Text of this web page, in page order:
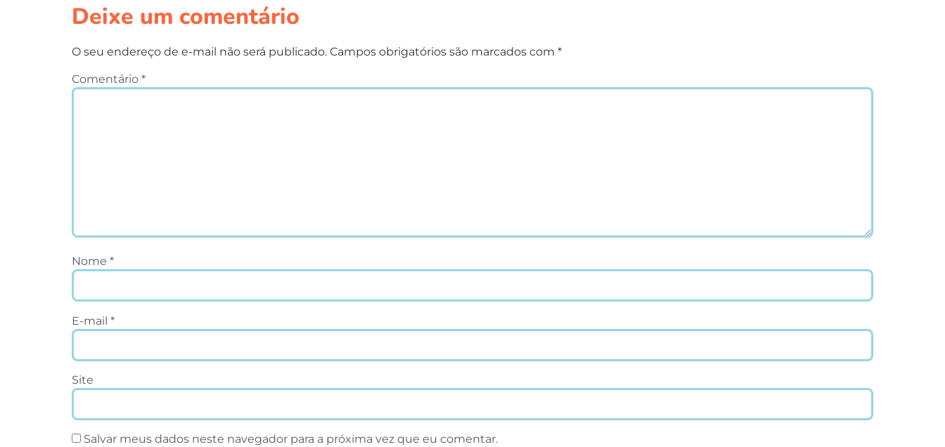
Deixe um comentário
O seu endereço de e-mail não será publicado. Campos obrigatórios são marcados com *
Comentário *
Nome *
E-mail *
Site
Salvar meus dados neste navegador para a próxima vez que eu comentar.